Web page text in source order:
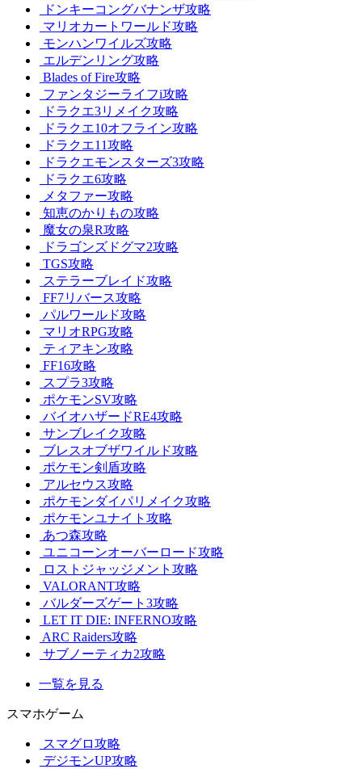
ドンキーコングバナンザ攻略
マリオカートワールド攻略
モンハンワイルズ攻略
エルデンリング攻略
Blades of Fire攻略
ファンタジーライフi攻略
ドラクエ3リメイク攻略
ドラクエ10オフライン攻略
ドラクエ11攻略
ドラクエモンスターズ3攻略
ドラクエ6攻略
メタファー攻略
知恵のかりもの攻略
魔女の泉R攻略
ドラゴンズドグマ2攻略
TGS攻略
ステラーブレイド攻略
FF7リバース攻略
パルワールド攻略
マリオRPG攻略
ティアキン攻略
FF16攻略
スプラ3攻略
ポケモンSV攻略
バイオハザードRE4攻略
サンブレイク攻略
ブレスオブザワイルド攻略
ポケモン剣盾攻略
アルセウス攻略
ポケモンダイパリメイク攻略
ポケモンユナイト攻略
あつ森攻略
ユニコーンオーバーロード攻略
ロストジャッジメント攻略
VALORANT攻略
バルダーズゲート3攻略
LET IT DIE: INFERNO攻略
ARC Raiders攻略
サブノーティカ2攻略
一覧を見る
スマホゲーム
スマグロ攻略
デジモンUP攻略